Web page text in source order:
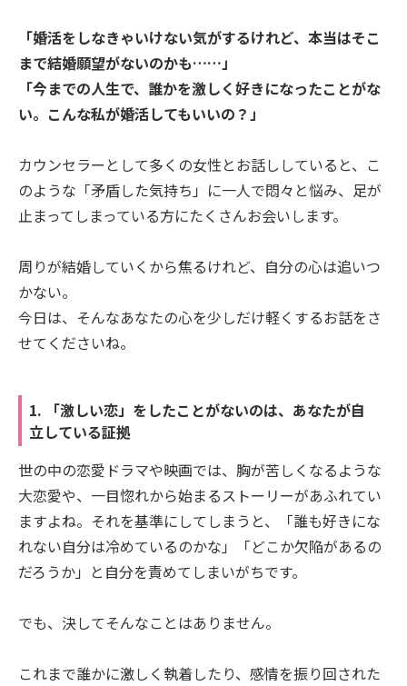
「婚活をしなきゃいけない気がするけれど、本当はそこ
まで結婚願望がないのかも……」
「今までの人生で、誰かを激しく好きになったことがな
い。こんな私が婚活してもいいの？」
カウンセラーとして多くの女性とお話ししていると、こ
のような「矛盾した気持ち」に一人で悶々と悩み、足が
止まってしまっている方にたくさんお会いします。
周りが結婚していくから焦るけれど、自分の心は追いつ
かない。
今日は、そんなあなたの心を少しだけ軽くするお話をさ
せてくださいね。
1. 「激しい恋」をしたことがないのは、あなたが自
立している証拠
世の中の恋愛ドラマや映画では、胸が苦しくなるような
大恋愛や、一目惚れから始まるストーリーがあふれてい
ますよね。それを基準にしてしまうと、「誰も好きにな
れない自分は冷めているのかな」「どこか欠陥があるの
だろうか」と自分を責めてしまいがちです。
でも、決してそんなことはありません。
これまで誰かに激しく執着したり、感情を振り回された